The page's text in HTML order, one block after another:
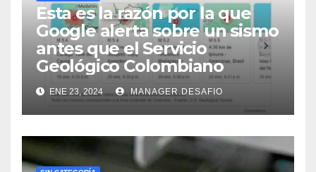
Esta es la razón por la que
Google alerta sobre un sismo
antes que el Servicio
Geológico Colombiano
ENE 23, 2024 MANAGER.DESAFIO